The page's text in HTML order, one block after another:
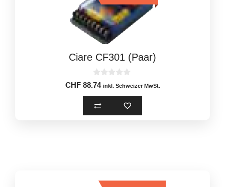
Ciare CF301 (Paar)
0
o
u
t
o
f
CHF88.74 inkl. Schweizer MwSt.